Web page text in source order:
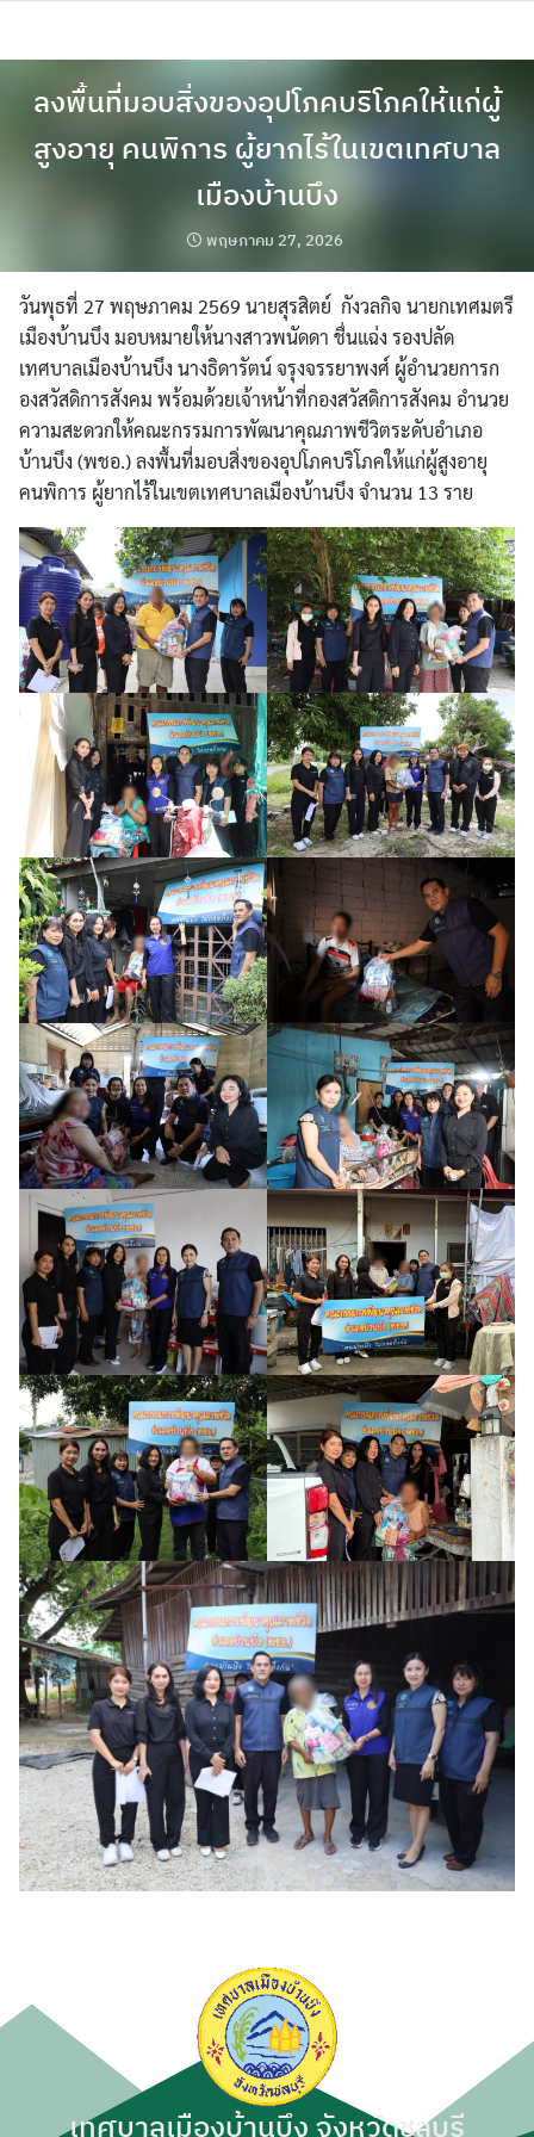
ค้นหา
สำหรับ:
ลงพื้นที่มอบสิ่งของอุปโภคบริโภคให้แก่ผู้
สูงอายุ คนพิการ ผู้ยากไร้ในเขตเทศบาล
เมืองบ้านบึง
พฤษภาคม 27, 2026
วันพุธที่ 27 พฤษภาคม 2569 นายสุรสิตย์ กังวลกิจ นายกเทศมตรี
เมืองบ้านบึง มอบหมายให้นางสาวพนัดดา ชื่นแฉ่ง รองปลัด
เทศบาลเมืองบ้านบึง นางธิดารัตน์ จรุงจรรยาพงศ์ ผู้อำนวยการก
องสวัสดิการสังคม พร้อมด้วยเจ้าหน้าที่กองสวัสดิการสังคม อำนวย
ความสะดวกให้คณะกรรมการพัฒนาคุณภาพชีวิตระดับอำเภอ
บ้านบึง (พชอ.) ลงพื้นที่มอบสิ่งของอุปโภคบริโภคให้แก่ผู้สูงอายุ
คนพิการ ผู้ยากไร้ในเขตเทศบาลเมืองบ้านบึง จำนวน 13 ราย
เทศบาลเมืองบ้านบึง จังหวัดชลบุรี